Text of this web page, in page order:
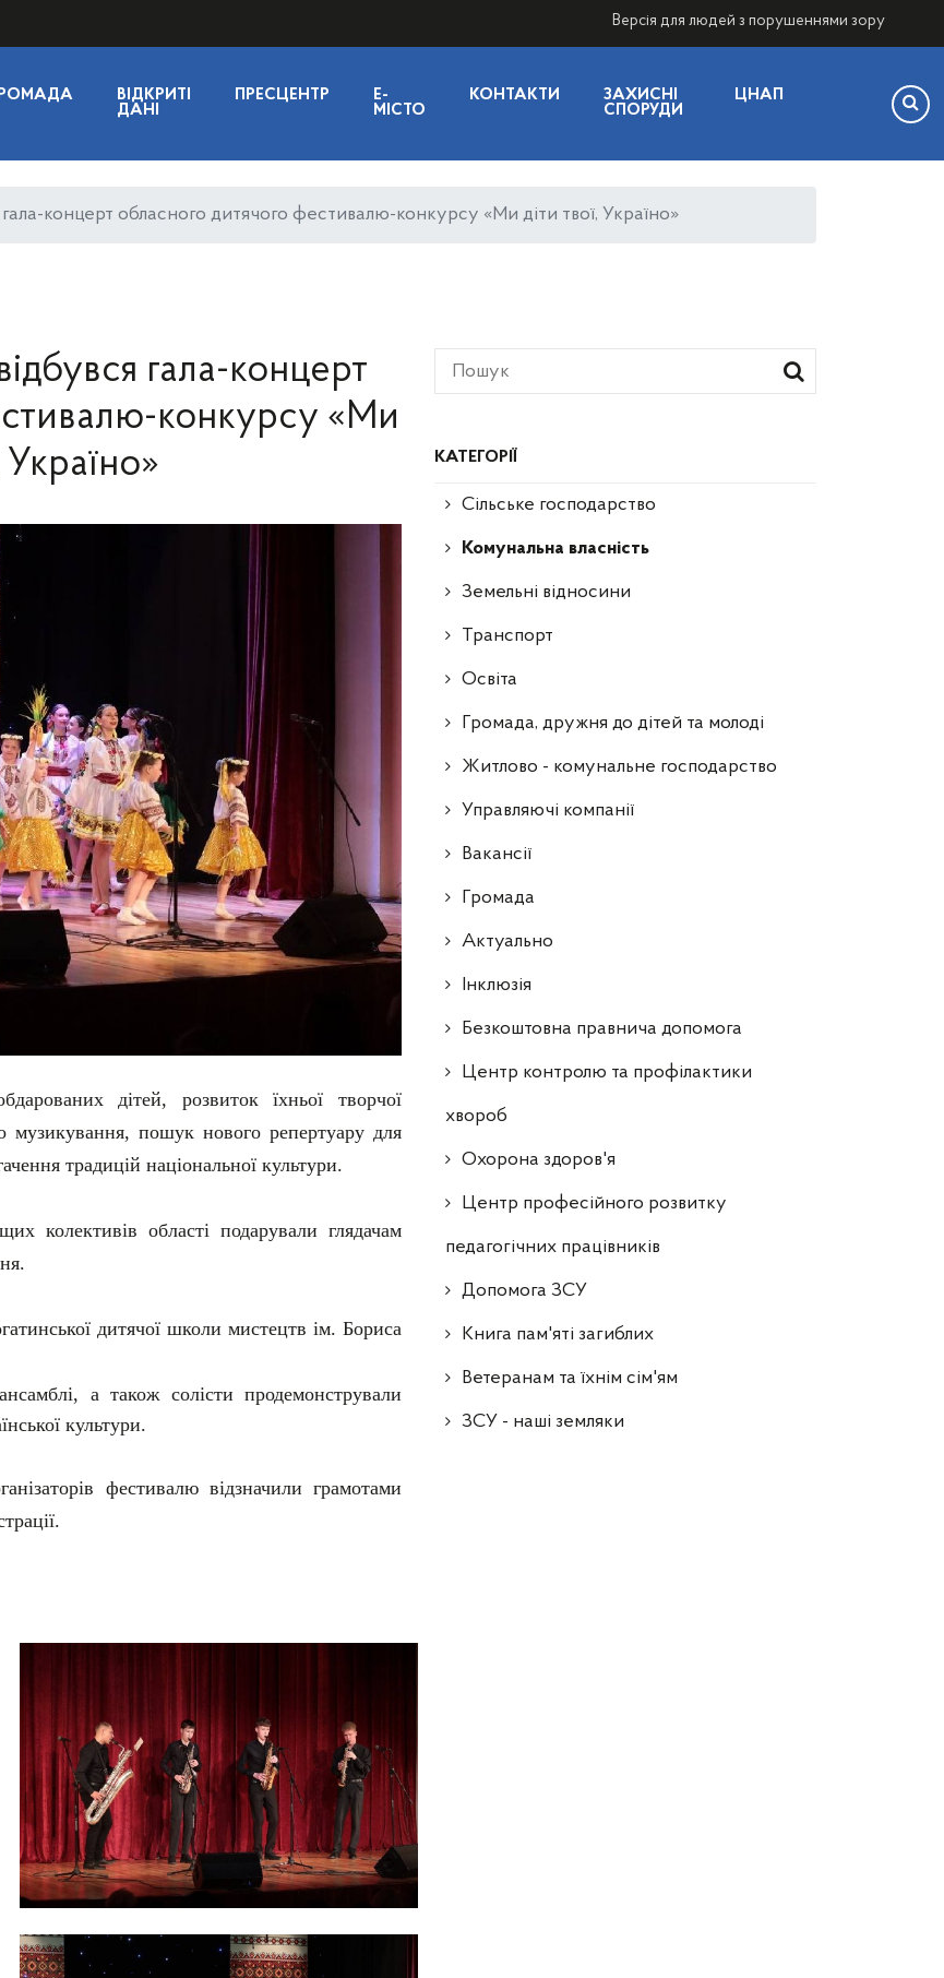
Версія для людей з порушеннями зору
ВІДКРИТІ
ДАНІ
ПРЕСЦЕНТР
E-
МІСТО
КОНТАКТИ
ЗАХИСНІ
СПОРУДИ
ЦНАП
гала-концерт обласного дитячого фестивалю-конкурсу «Ми діти твої, Україно»
КАТЕГОРІЇ
Сільське господарство
Комунальна власність
Земельні відносини
Транспорт
Освіта
Громада, дружня до дітей та молоді
Житлово - комунальне господарство
Управляючі компанії
Ваканcії
Громада
Актуально
Інклюзія
Безкоштовна правнича допомога
Центр контролю та профілактики
хвороб
Охорона здоров'я
Центр професійного розвитку
педагогічних працівників
Допомога ЗСУ
Книга пам'яті загиблих
Ветеранам та їхнім сім'ям
ЗСУ - наші земляки
гала-концерт
конкурсу «Ми
Україно»
дітей, розвиток їхньої творчої
музикування, пошук нового репертуару для
традицій національної культури.
колективів області подарували глядачам
дитячої школи мистецтв ім. Бориса
а також солісти продемонстрували
культури.
фестивалю відзначили грамотами